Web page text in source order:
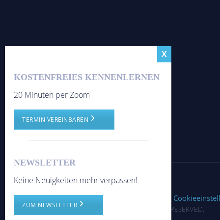
Disclaimer Impressum
© 2026 FRAPAN-INVEST, CORP. ALL RIGHTS RESERVED.
KOSTENFREIES KENNENLERNEN
20 Minuten per Zoom
TERMIN VEREINBAREN
NEWSLETTER
Keine Neuigkeiten mehr verpassen!
ZUM NEWSLETTER